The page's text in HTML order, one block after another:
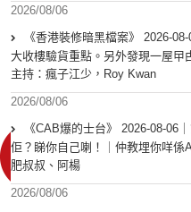
2026/08/06
《香港裝修暗黑檔案》 2026-
大收樓驗貨重點。另外發現一屋曱
主持：瘋子江少，Roy Kwan
2026/08/06
《CAB爆的士台》 2026-08-06
佢？睇你自己喇！｜仲教埋你咩係
肥叔叔、阿楊
2026/08/06